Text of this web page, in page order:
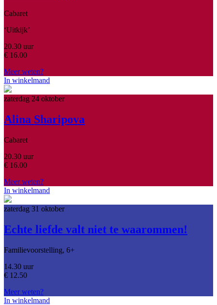
Cabaret
‘Uitkijk’
20.30 uur
€ 16.00
Meer weten?
In winkelmand
zaterdag 24 oktober
Alina Sharipova
Cabaret
20.30 uur
€ 16.00
Meer weten?
In winkelmand
zaterdag 31 oktober
Echte liefde valt niet te waarommen!
Familievoorstelling, 6+
14.30 uur
€ 12.50
Meer weten?
In winkelmand